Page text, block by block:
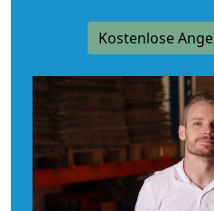
Kostenlose